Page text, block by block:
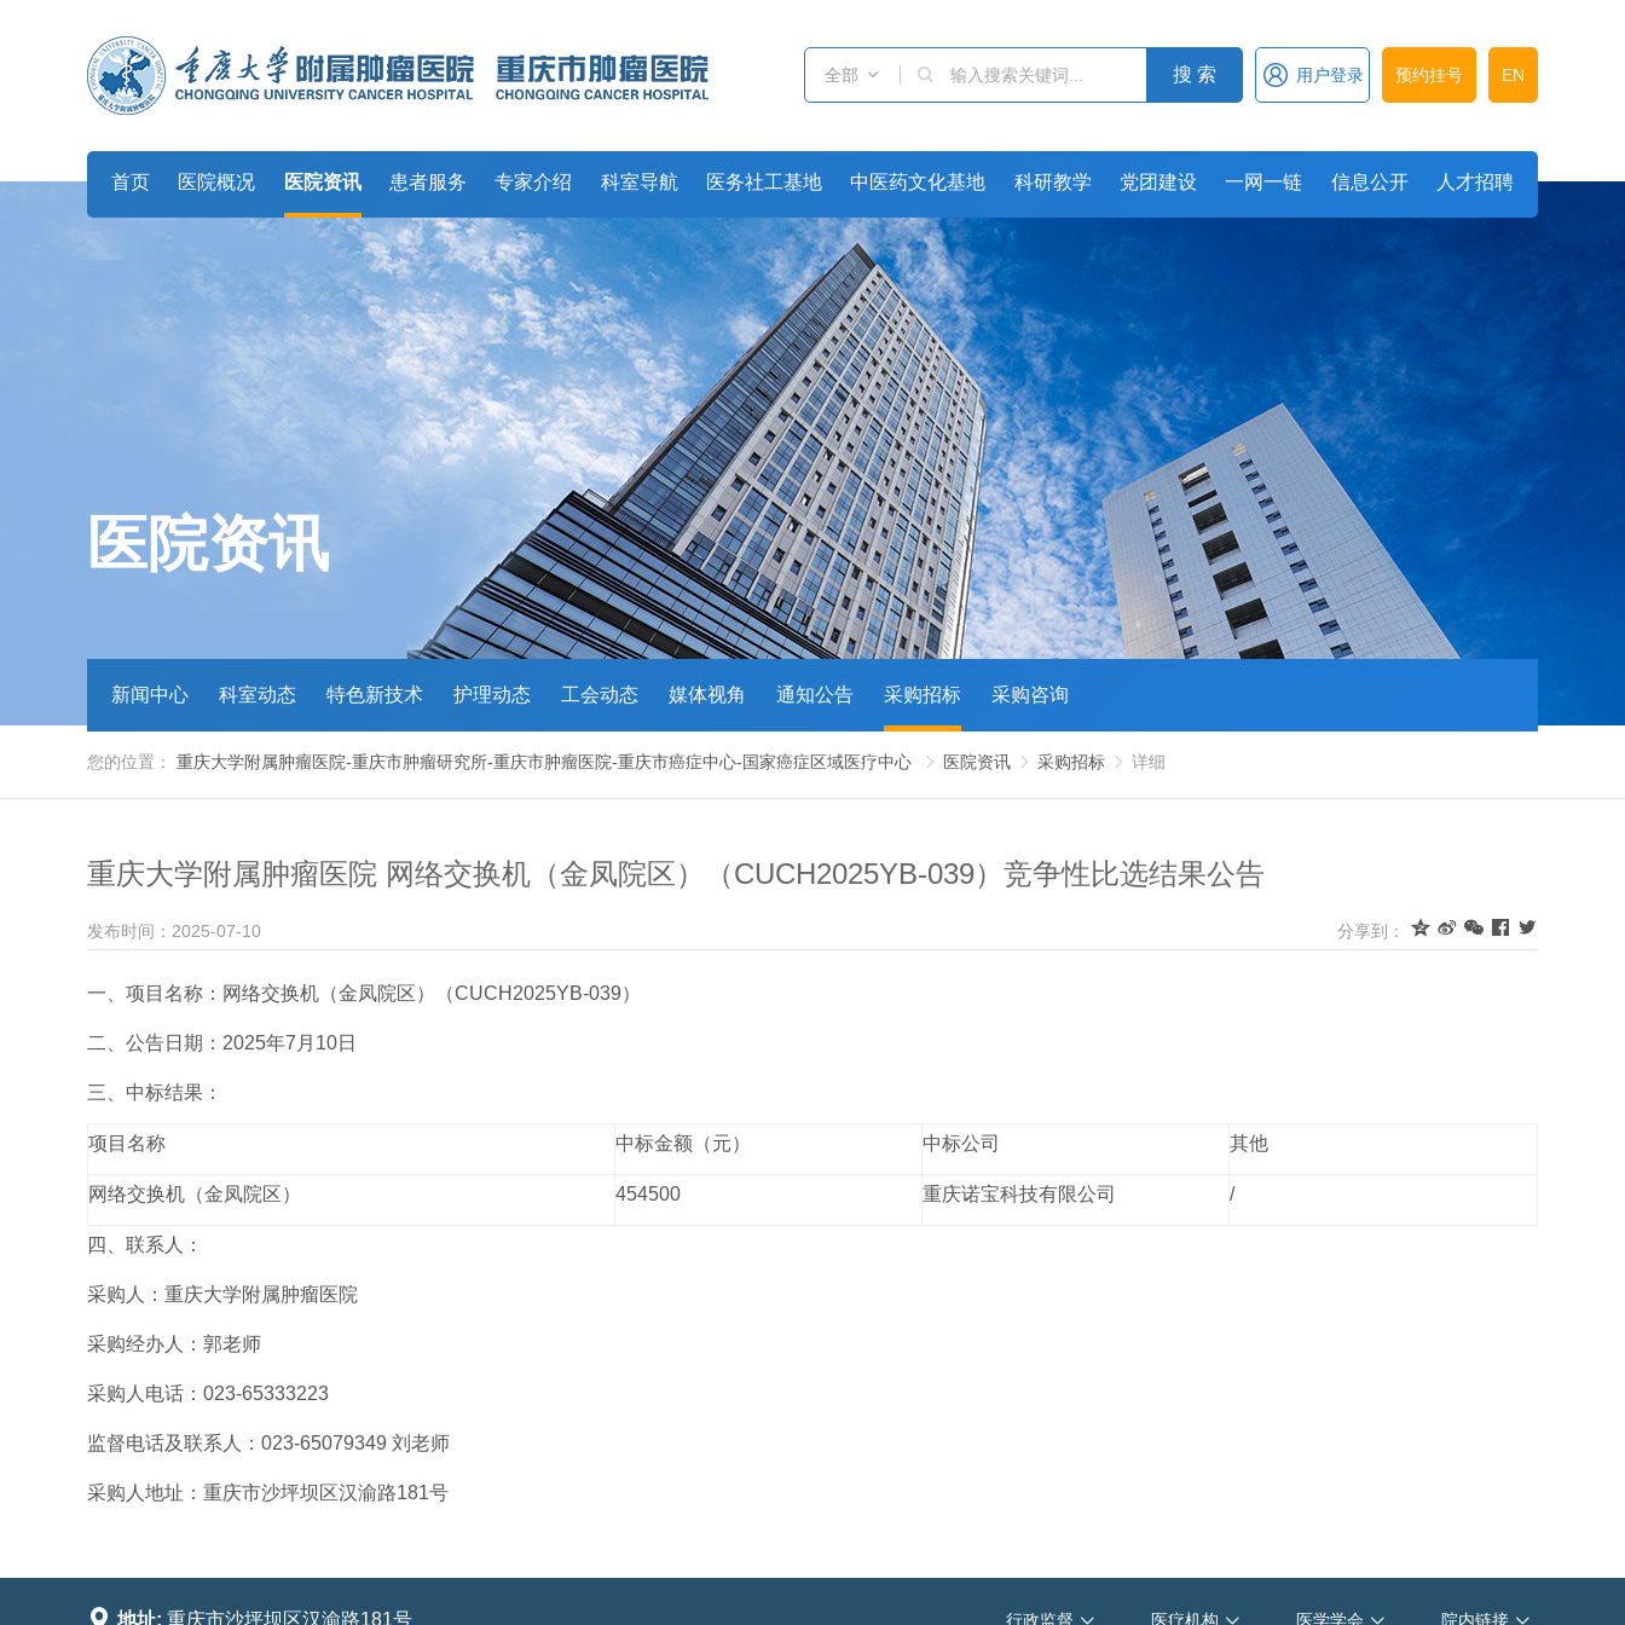
EN
预约挂号
 用户登录
全部  搜 索
首页 医院概况 医院资讯 患者服务 专家介绍 科室导航 医务社工基地 中医药文化基地 科研教学 党团建设 一网一链 信息公开 人才招聘
医院资讯
新闻中心 科室动态 特色新技术 护理动态 工会动态 媒体视角 通知公告 采购招标 采购咨询
您的位置： 重庆大学附属肿瘤医院-重庆市肿瘤研究所-重庆市肿瘤医院-重庆市癌症中心-国家癌症区域医疗中心  医院资讯  采购招标  详细
重庆大学附属肿瘤医院 网络交换机（金凤院区）（CUCH2025YB-039）竞争性比选结果公告
发布时间：2025-07-10 分享到：     
一、项目名称：网络交换机（金凤院区）（CUCH2025YB-039）
二、公告日期：2025年7月10日
三、中标结果：
项目名称 中标金额（元） 中标公司 其他
网络交换机（金凤院区） 454500 重庆诺宝科技有限公司 /
四、联系人：
采购人：重庆大学附属肿瘤医院
采购经办人：郭老师
采购人电话：023-65333223
监督电话及联系人：023-65079349 刘老师
采购人地址：重庆市沙坪坝区汉渝路181号
 地址: 重庆市沙坪坝区汉渝路181号 行政监督 
医疗机构 
医学学会 
院内链接 